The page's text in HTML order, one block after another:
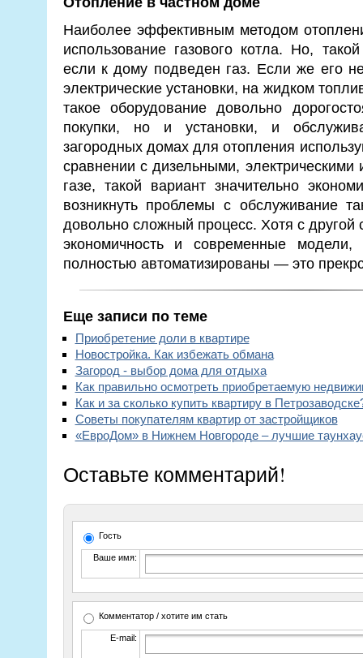
Наиболее эффективным методом
использование газового котла. Но,
если к дому подведен газ. Если же его
электрические установки, на жидком
такое оборудование довольно
покупки, но и установки, и
загородных домах для отопления
сравнении с дизельными,
газе, такой вариант значительно
возникнуть проблемы с обслуживание
довольно сложный процесс. Хотя с
экономичность и современные
полностью автоматизированы — это
Еще записи по теме
Приобретение доли в квартире
Новостройка. Как избежать обмана
Загород - выбор дома для отдыха
Как правильно осмотреть приобретаемую
Как и за сколько купить квартиру в
Советы покупателям квартир от застройщиков
«ЕвроДом» в Нижнем Новгороде – лучшие
Оставьте комментарий!
Гость
Ваше имя:
Комментатор / хотите им стать
E-mail: